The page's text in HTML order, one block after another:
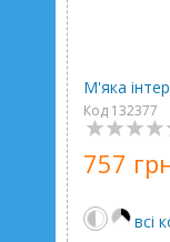
М'яка
Код 132377
757
всі